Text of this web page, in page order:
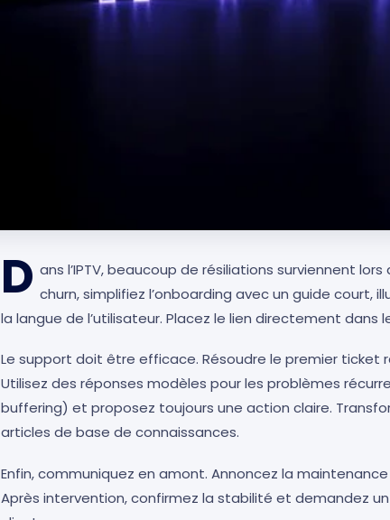
D ans l’IPTV, beaucoup de résiliations surviennent
churn, simplifiez l’onboarding avec un guide court,
la langue de l’utilisateur. Placez le lien directement dans
Le support doit être efficace. Résoudre le premier
Utilisez des réponses modèles pour les problèmes
buffering) et proposez toujours une action claire.
articles de base de connaissances.
Enfin, communiquez en amont. Annoncez la
Après intervention, confirmez la stabilité et demandez